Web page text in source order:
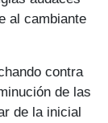
al cambiante
contra
de las
de la inicial